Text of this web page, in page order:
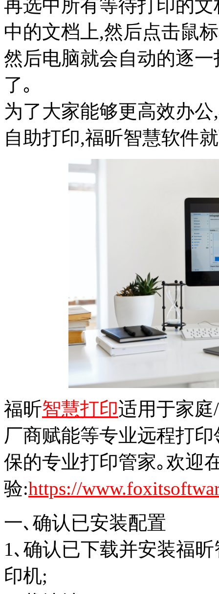
再选中所有等待打印的
中的文档上,然后点击鼠
然后电脑就会自动的逐
了｡
为了大家能够更高效办
自助打印,福昕智慧软件
福昕智慧打印适用于家
厂商赋能等专业远程打
保的专业打印管家｡欢迎
验:https://
一､确认已安装配置
1､确认已下载并安装福
印机;